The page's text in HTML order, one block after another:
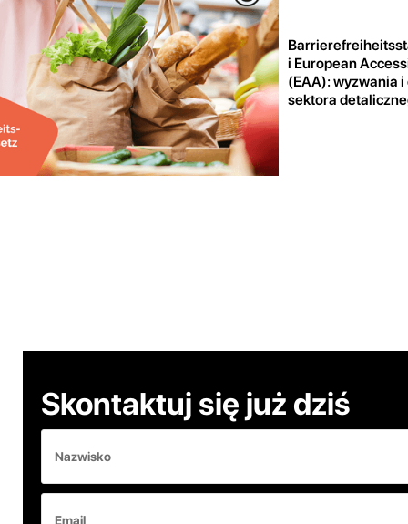
i European
(EAA): wyzwania
sektora
Skontaktuj się już dziś